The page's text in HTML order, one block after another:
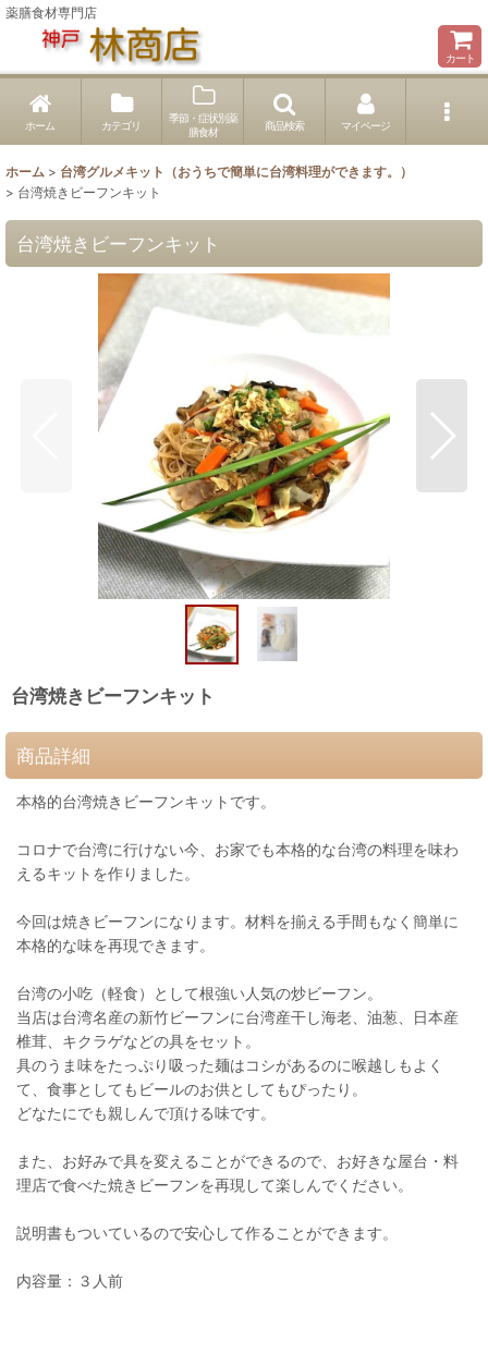
薬膳食材専門店
カート
ホーム カテゴリ
季節・症状別薬
膳食材
商品検索 マイページ
ホーム > 台湾グルメキット（おうちで簡単に台湾料理ができます。）
> 台湾焼きビーフンキット
台湾焼きビーフンキット
台湾焼きビーフンキット
商品詳細
本格的台湾焼きビーフンキットです。
コロナで台湾に行けない今、お家でも本格的な台湾の料理を味わ
えるキットを作りました。
今回は焼きビーフンになります。材料を揃える手間もなく簡単に
本格的な味を再現できます。
台湾の小吃（軽食）として根強い人気の炒ビーフン。
当店は台湾名産の新竹ビーフンに台湾産干し海老、油葱、日本産
椎茸、キクラゲなどの具をセット。
具のうま味をたっぷり吸った麺はコシがあるのに喉越しもよく
て、食事としてもビールのお供としてもぴったり。
どなたにでも親しんで頂ける味です。
また、お好みで具を変えることができるので、お好きな屋台・料
理店で食べた焼きビーフンを再現して楽しんでください。
説明書もついているので安心して作ることができます。
内容量：３人前